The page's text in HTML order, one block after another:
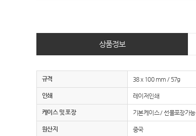
상품정보
규격 38 x 100 mm / 57g
인쇄 레이저인쇄
케이스 및 포장 기본케이스 / 선물포장가능
원산지 중국